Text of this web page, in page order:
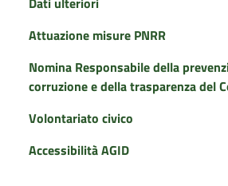
Attuazione misure PNRR
Nomina Responsabile della
corruzione e della trasparenza del
Volontariato civico
Accessibilità AGID